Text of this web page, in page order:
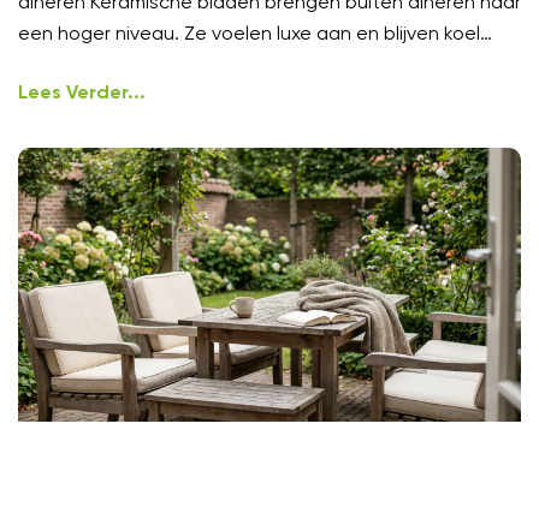
een hoger niveau. Ze voelen luxe aan en blijven koel
Lees Verder...